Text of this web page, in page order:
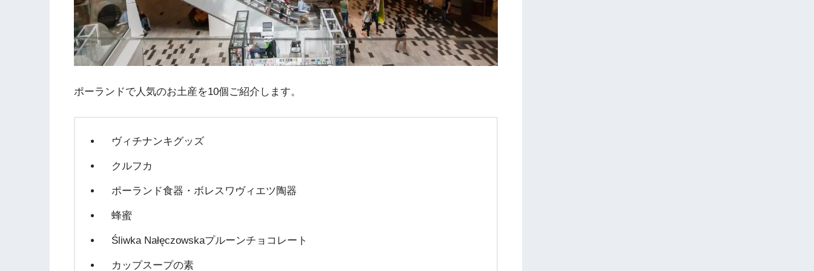
ポーランドで人気のお土産を10個ご紹介します。
ヴィチナンキグッズ
クルフカ
ポーランド食器・ボレスワヴィエツ陶器
蜂蜜
Śliwka Nałęczowskaプルーンチョコレート
カップスープの素